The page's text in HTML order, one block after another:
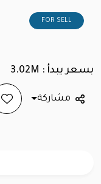
FOR SELL
بسعر يبدأ : 3.02M
مشاركة